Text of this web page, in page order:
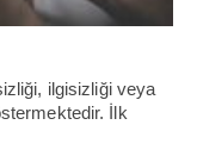
ilgisizliği veya
İlk